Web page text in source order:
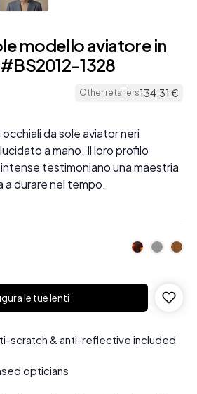
modello aviatore in
1328
Other retailers134,31€
da sole aviator neri
a mano. Il loro profilo
testimoniano una maestria
durare nel tempo.
le tue lenti
scratch & anti-reflective included
opticians